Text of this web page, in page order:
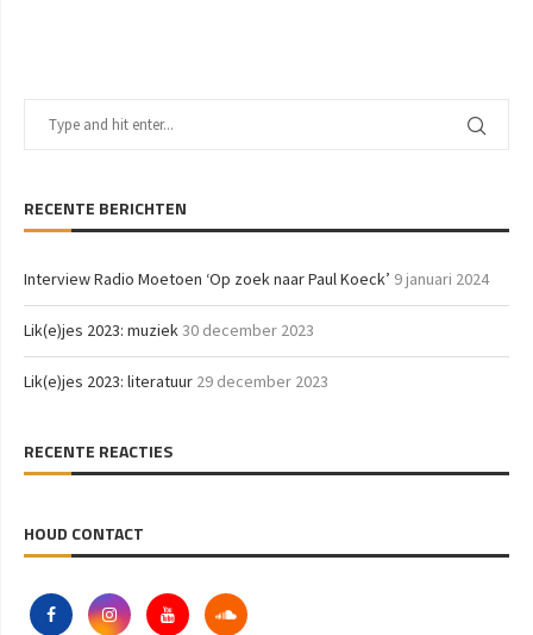
RECENTE BERICHTEN
Interview Radio Moetoen ‘Op zoek naar Paul Koeck’ 9 januari 2024
Lik(e)jes 2023: muziek30 december 2023
Lik(e)jes 2023: literatuur 29 december 2023
RECENTE REACTIES
HOUD CONTACT